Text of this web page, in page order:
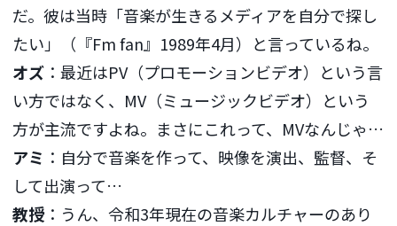
だ。彼は当時「音楽が生きるメディアを自分で探し
たい」（『Fm fan』1989年4月）と言っているね。
オズ ：最近はPV（プロモーションビデオ）という言
い方ではなく、MV（ミュージックビデオ）という
方が主流ですよね。まさにこれって、MVなんじゃ…
アミ ：自分で音楽を作って、映像を演出、監督、そ
して出演って…
教授 ：うん、令和3年現在の音楽カルチャーのあり